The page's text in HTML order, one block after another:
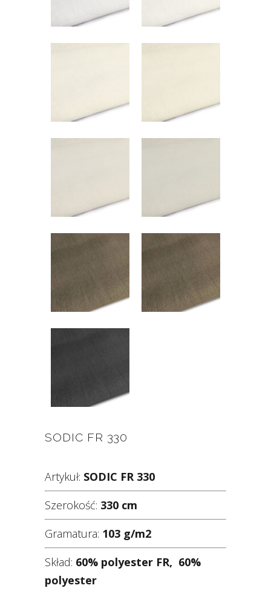
SODIC FR 330
Artykuł: SODIC FR 330
Szerokość: 330 cm
Gramatura: 103 g/m2
Skład: 60% polyester FR, 60%
polyester